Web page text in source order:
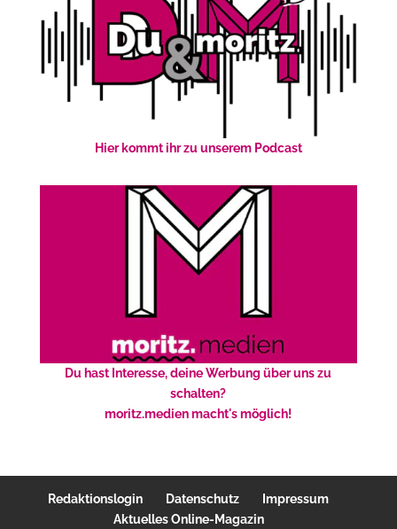
Hier kommt ihr zu unserem Podcast
Du hast Interesse, deine Werbung über uns zu
schalten?
moritz.medien macht's möglich!
Redaktionslogin Datenschutz
Impressum
Aktuelles Online-Magazin